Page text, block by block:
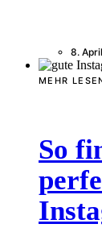
8.
MEHR
So